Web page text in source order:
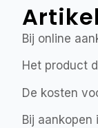
Bij online
Het product
De kosten
Bij